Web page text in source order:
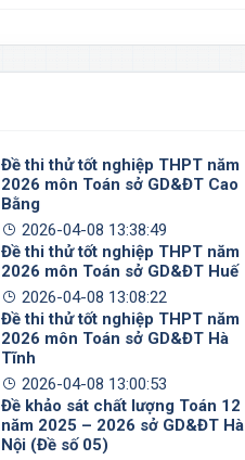
Đề thi thử tốt nghiệp THPT năm
2026 môn Toán sở GD&ĐT Cao
Bằng
2026-04-08 13:38:49
Đề thi thử tốt nghiệp THPT năm
2026 môn Toán sở GD&ĐT Huế
2026-04-08 13:08:22
Đề thi thử tốt nghiệp THPT năm
2026 môn Toán sở GD&ĐT Hà
Tĩnh
2026-04-08 13:00:53
Đề khảo sát chất lượng Toán 12
năm 2025 – 2026 sở GD&ĐT Hà
Nội (Đề số 05)